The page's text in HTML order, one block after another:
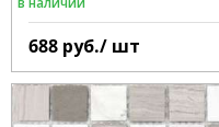
688 руб./ шт